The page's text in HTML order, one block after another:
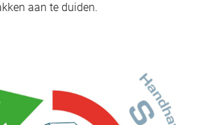
aan te duiden.